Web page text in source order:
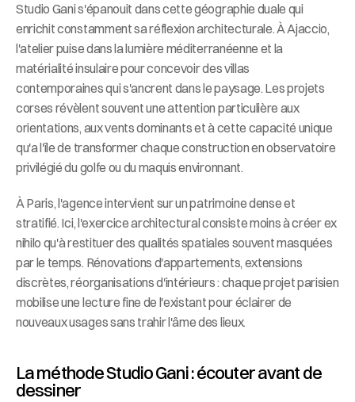
Studio Gani s'épanouit dans cette géographie duale qui
enrichit constamment sa réflexion architecturale. À Ajaccio,
l'atelier puise dans la lumière méditerranéenne et la
matérialité insulaire pour concevoir des villas
contemporaines qui s'ancrent dans le paysage. Les projets
corses révèlent souvent une attention particulière aux
orientations, aux vents dominants et à cette capacité unique
qu'a l'île de transformer chaque construction en observatoire
privilégié du golfe ou du maquis environnant.
À Paris, l'agence intervient sur un patrimoine dense et
stratifié. Ici, l'exercice architectural consiste moins à créer ex
nihilo qu'à restituer des qualités spatiales souvent masquées
par le temps. Rénovations d'appartements, extensions
discrètes, réorganisations d'intérieurs : chaque projet parisien
mobilise une lecture fine de l'existant pour éclairer de
nouveaux usages sans trahir l'âme des lieux.
La méthode Studio Gani : écouter avant de
dessiner